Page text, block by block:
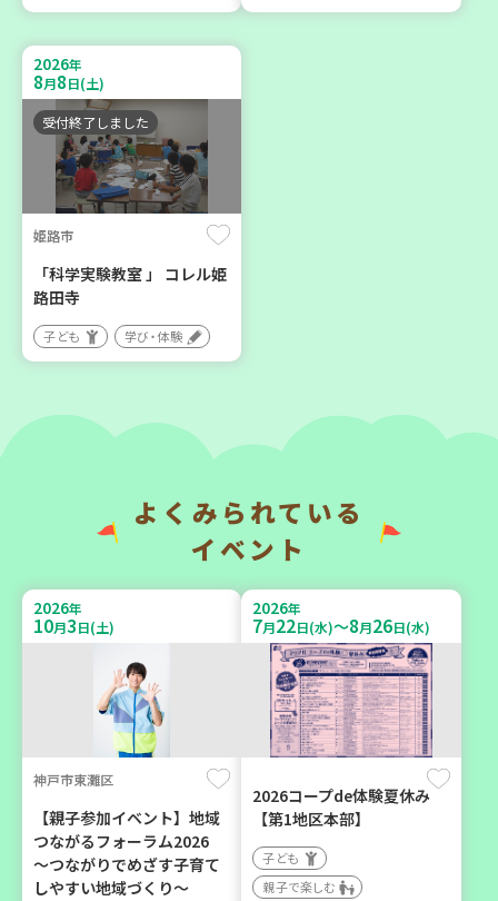
神戸市東灘区
【第3地区本部】住み慣れた
地域で暮らしたい 「コープ
くらしの助け合いの会」(会
場：住吉)
ボランティア
神戸市東灘区
2026年
24 日(木)
神戸市東灘区
【第3地区本部】地域のつど
（第4木曜日に開催）
カフェ・つどい場
ソーセージの飾り切りにチ
大人向け
2026年
10月6日(火)
西牟婁郡上富田町岩田
「フードプラン上富田みか
ん」バスで行く 産地見学＆
生産者交流会
2026年
9月6日(日)
西宮市
野菜を食べよう！ベジ活キ
ャンペーン【第２地区】
子ども
2026年
8月8日(土)
受付終了しました
姫路市
「科学実験教室 」 コレル姫
路田寺
子ども 学び・体験
よくみられている
イベント
2026年
10月3日(土)
神戸市東灘区
【親子参加イベント】地域
つながるフォーラム2026
～つながりでめざす子育て
しやすい地域づくり～
2026年
7月22日(水)～8月26日(水)
2026コープde体験夏休み
【第1地区本部】
子ども
親子で楽しむ